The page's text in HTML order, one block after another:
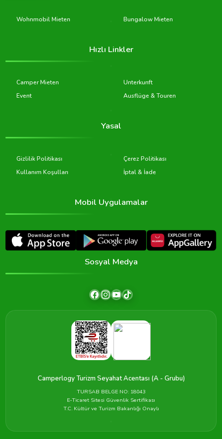
Wohnmobil Mieten Bungalow Mieten
Hızlı Linkler
Camper Mieten
Unterkunft
Event
Ausflüge & Touren
Yasal
Gizlilik Politikası
Çerez Politikası
Kullanım Koşulları
İptal & İade
Mobil Uygulamalar
Sosyal Medya
Camperlogy Turizm Seyahat Acentası (A - Grubu)
TURSAB BELGE NO: 18043
E-Ticaret Sitesi Güvenlik Sertifikası
T.C. Kültür ve Turizm Bakanlığı Onaylı